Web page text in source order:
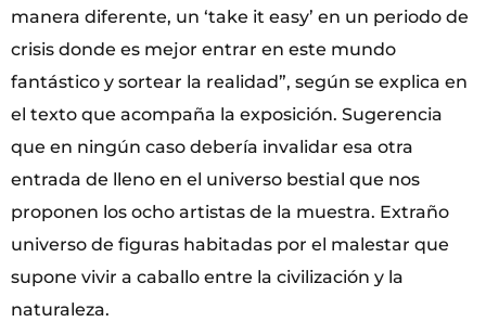
manera diferente, un ‘take it easy’ en un periodo de
crisis donde es mejor entrar en este mundo
fantástico y sortear la realidad”, según se explica en
el texto que acompaña la exposición. Sugerencia
que en ningún caso debería invalidar esa otra
entrada de lleno en el universo bestial que nos
proponen los ocho artistas de la muestra. Extraño
universo de figuras habitadas por el malestar que
supone vivir a caballo entre la civilización y la
naturaleza.